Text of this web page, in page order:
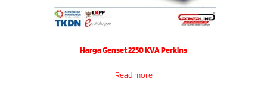
Harga Genset 2250 KVA Perkins
Read more